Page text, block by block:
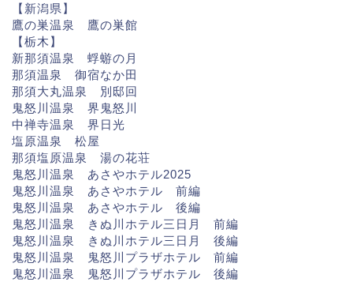
【新潟県】
鷹の巣温泉 鷹の巣館
【栃木】
新那須温泉 蜉蝣の月
那須温泉 御宿なか田
那須大丸温泉 別邸回
鬼怒川温泉 界鬼怒川
中禅寺温泉 界日光
塩原温泉 松屋
那須塩原温泉 湯の花荘
鬼怒川温泉 あさやホテル2025
鬼怒川温泉 あさやホテル 前編
鬼怒川温泉 あさやホテル 後編
鬼怒川温泉 きぬ川ホテル三日月 前編
鬼怒川温泉 きぬ川ホテル三日月 後編
鬼怒川温泉 鬼怒川プラザホテル 前編
鬼怒川温泉 鬼怒川プラザホテル 後編